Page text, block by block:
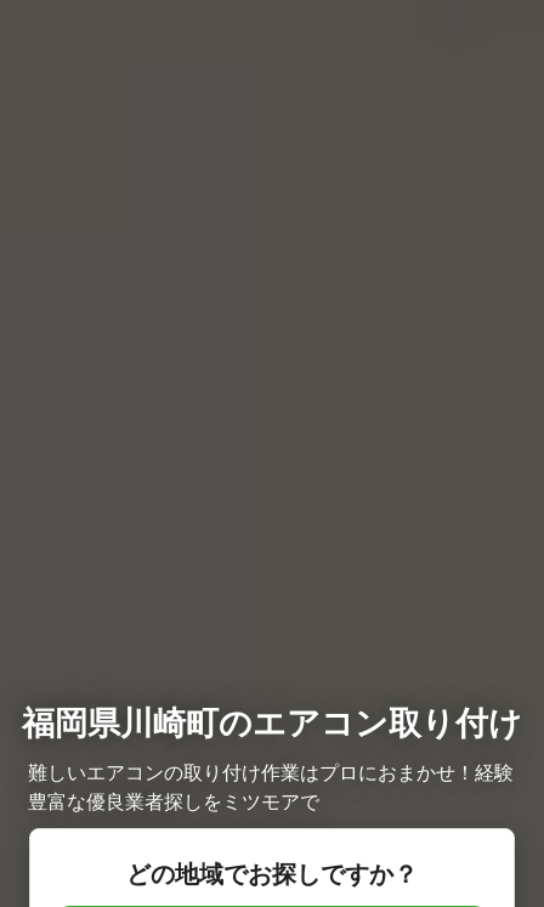
福岡県川崎町のエアコン取り付け
難しいエアコンの取り付け作業はプロにおまかせ！経験
豊富な優良業者探しをミツモアで
どの地域でお探しですか？